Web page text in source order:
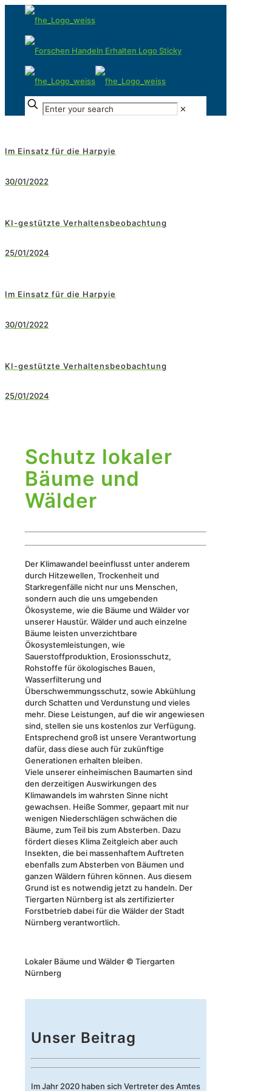
✕
Im Einsatz für die Harpyie
30/01/2022
KI-gestützte Verhaltensbeobachtung
25/01/2024
Im Einsatz für die Harpyie
30/01/2022
KI-gestützte Verhaltensbeobachtung
25/01/2024
Schutz lokaler
Bäume und
Wälder
Der Klimawandel beeinflusst unter anderem
durch Hitzewellen, Trockenheit und
Starkregenfälle nicht nur uns Menschen,
sondern auch die uns umgebenden
Ökosysteme, wie die Bäume und Wälder vor
unserer Haustür. Wälder und auch einzelne
Bäume leisten unverzichtbare
Ökosystemleistungen, wie
Sauerstoffproduktion, Erosionsschutz,
Rohstoffe für ökologisches Bauen,
Wasserfilterung und
Überschwemmungsschutz, sowie Abkühlung
durch Schatten und Verdunstung und vieles
mehr. Diese Leistungen, auf die wir angewiesen
sind, stellen sie uns kostenlos zur Verfügung.
Entsprechend groß ist unsere Verantwortung
dafür, dass diese auch für zukünftige
Generationen erhalten bleiben.
Viele unserer einheimischen Baumarten sind
den derzeitigen Auswirkungen des
Klimawandels im wahrsten Sinne nicht
gewachsen. Heiße Sommer, gepaart mit nur
wenigen Niederschlägen schwächen die
Bäume, zum Teil bis zum Absterben. Dazu
fördert dieses Klima Zeitgleich aber auch
Insekten, die bei massenhaftem Auftreten
ebenfalls zum Absterben von Bäumen und
ganzen Wäldern führen können. Aus diesem
Grund ist es notwendig jetzt zu handeln. Der
Tiergarten Nürnberg ist als zertifizierter
Forstbetrieb dabei für die Wälder der Stadt
Nürnberg verantwortlich.
Lokaler Bäume und Wälder © Tiergarten
Nürnberg
Unser Beitrag
Im Jahr 2020 haben sich Vertreter des Amtes